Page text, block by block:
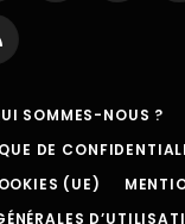
SOMMES-NOUS ?
DE
(UE)